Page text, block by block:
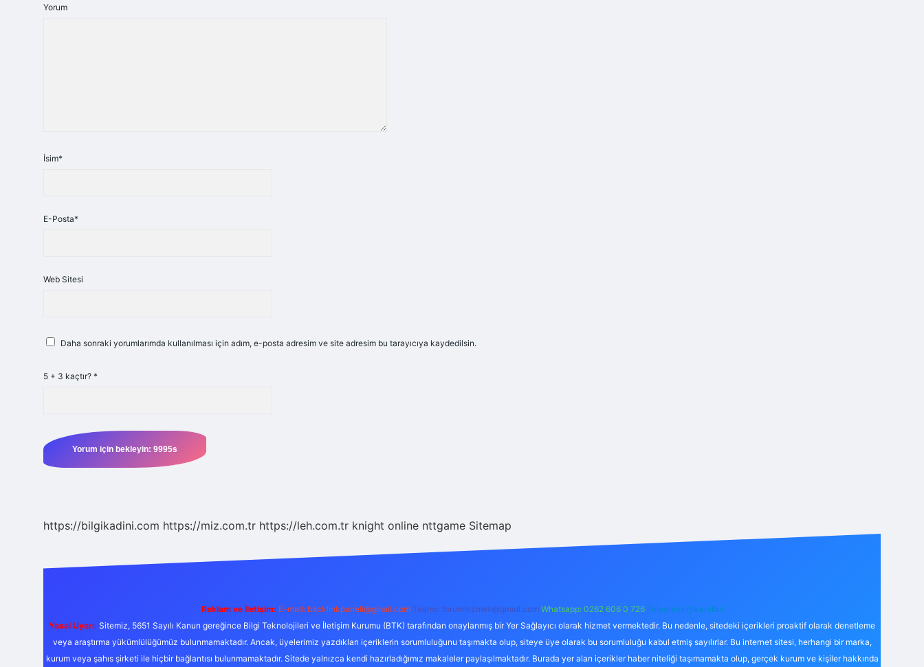
Yorum
İsim*
E-Posta*
Web Sitesi
Daha sonraki yorumlarımda kullanılması için adım, e-posta adresim ve site adresim bu tarayıcıya kaydedilsin.
5 + 3 kaçtır? *
https://bilgikadini.com https://miz.com.tr https://leh.com.tr knight online nttgame Sitemap
Reklam ve İletişim: E-mail: backlinkpaneli@gmail.com Teams: forumhizmeti@gmail.com Whatsapp: 0262 606 0 726 Telegram: @karabul
Yasal Uyarı: Sitemiz, 5651 Sayılı Kanun gereğince Bilgi Teknolojileri ve İletişim Kurumu (BTK) tarafından onaylanmış bir Yer Sağlayıcı olarak hizmet vermektedir. Bu nedenle, sitedeki içerikleri proaktif olarak denetleme
veya araştırma yükümlülüğümüz bulunmamaktadır. Ancak, üyelerimiz yazdıkları içeriklerin sorumluluğunu taşımakta olup, siteye üye olarak bu sorumluluğu kabul etmiş sayılırlar. Bu internet sitesi, herhangi bir marka,
kurum veya şahıs şirketi ile hiçbir bağlantısı bulunmamaktadır. Sitede yalnızca kendi hazırladığımız makaleler paylaşılmaktadır. Burada yer alan içerikler haber niteliği taşımamakta olup, gerçek kurum ve kişiler hakkında